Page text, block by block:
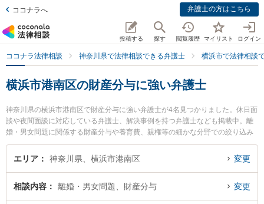
ココナラへ 弁護士の方はこちら
投稿する 探す 閲覧履歴 マイリスト ログイン
ココナラ法律相談 神奈川県で法律相談できる弁護士 横浜市で法律相談
横浜市港南区の財産分与に強い弁護士
神奈川県の横浜市港南区で財産分与に強い弁護士が4名見つかりました。休日面
談や夜間面談に対応している弁護士、解決事例を持つ弁護士なども掲載中。離
婚・男女問題に関係する財産分与や養育費、親権等の細かな分野での絞り込み
検索もでき便利です。特に上大岡法律事務所の水口 かれん弁護士や上大岡法律
事務所の石井 誠弁護士、上大岡港南法律事務所の福島 利宗弁護士のプロフィー
与のトラブル解決の実績豊富な近くの弁護士を検索したい』『初回相談無料で
財産分与を法律相談できる横浜市港南区内の弁護士に相談予約したい』などで
エリア 神奈川県、横浜市港南区 変更
相談内容 離婚・男女問題、財産分与 変更